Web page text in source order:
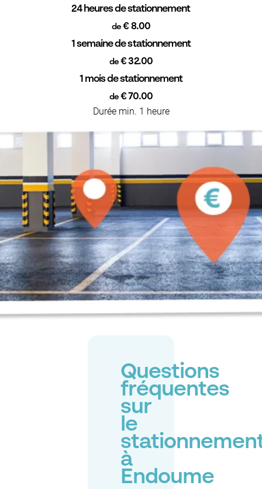
24 heures de stationnement
de € 8.00
1 semaine de stationnement
de € 32.00
1 mois de stationnement
de€ 70.00
Durée min. 1 heure
Questions
fréquentes
sur
le
à
Endoume